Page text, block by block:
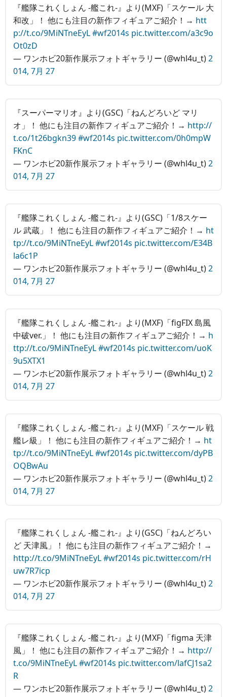
『艦隊これくしょん ‐艦これ‐』より(MXF)「スケール 大
和改」！ 他にも注目の新作フィギュアご紹介！→ htt
p://t.co/9MiNTneEyL#wf2014s pic.twitter.com/a3c9o
Ot0zD
— ワンホビ20新作展示フォトギャラリー (@whl4u_t)2
014, 7月 27
『スーパーマリオ』より(GSC)「ねんどろいど マリ
オ」！ 他にも注目の新作フィギュアご紹介！→ http://
t.co/1t26bgkn39#wf2014s pic.twitter.com/0h0mpW
FKnC
— ワンホビ20新作展示フォトギャラリー (@whl4u_t)2
014, 7月 27
『艦隊これくしょん ‐艦これ‐』より(GSC)「1/8スケー
ル 武蔵」！ 他にも注目の新作フィギュアご紹介！→ ht
tp://t.co/9MiNTneEyL#wf2014s pic.twitter.com/E34B
la6c1P
— ワンホビ20新作展示フォトギャラリー (@whl4u_t)2
014, 7月 27
『艦隊これくしょん ‐艦これ‐』より(MXF)「figFIX 島風
中破ver.」！ 他にも注目の新作フィギュアご紹介！→ h
ttp://t.co/9MiNTneEyL#wf2014s pic.twitter.com/uoK
9u5XTX1
— ワンホビ20新作展示フォトギャラリー (@whl4u_t)2
014, 7月 27
『艦隊これくしょん ‐艦これ‐』より(MXF)「スケール 戦
艦レ級」！ 他にも注目の新作フィギュアご紹介！→ ht
tp://t.co/9MiNTneEyL#wf2014s pic.twitter.com/dyPB
OQBwAu
— ワンホビ20新作展示フォトギャラリー (@whl4u_t)2
014, 7月 27
『艦隊これくしょん ‐艦これ‐』より(GSC)「ねんどろい
ど 天津風」！ 他にも注目の新作フィギュアご紹介！→
http://t.co/9MiNTneEyL#wf2014s pic.twitter.com/rH
uw7R7icp
— ワンホビ20新作展示フォトギャラリー (@whl4u_t)2
014, 7月 27
『艦隊これくしょん ‐艦これ‐』より(MXF)「figma 天津
風」！ 他にも注目の新作フィギュアご紹介！→ http://
t.co/9MiNTneEyL#wf2014s pic.twitter.com/lafCJ1sa2
R
— ワンホビ20新作展示フォトギャラリー (@whl4u_t)2